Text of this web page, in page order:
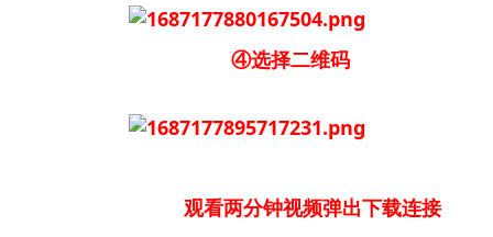
④选择二维码
观看两分钟视频弹出下载连接